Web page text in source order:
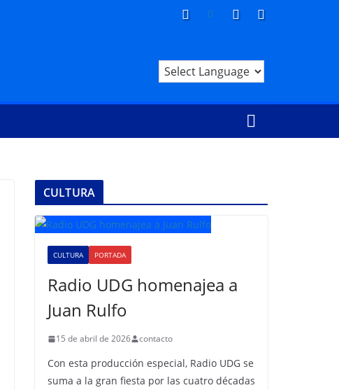
CULTURA
CULTURA PORTADA
Radio UDG homenajea a
Juan Rulfo
15 de abril de 2026 contacto
Con esta producción especial, Radio UDG se
suma a la gran fiesta por las cuatro décadas